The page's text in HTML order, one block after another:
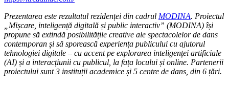
Prezentarea este rezultatul rezidenței din cadrul MODINA. Proiectul
„Mișcare, inteligență digitală și public interactiv” (MODINA) își
propune să extindă posibilitățile creative ale spectacolelor de dans
contemporan și să sporească experiența publicului cu ajutorul
tehnologiei digitale – cu accent pe explorarea inteligenței artificiale
(AI) și a interacțiunii cu publicul, la fața locului și online. Partenerii
proiectului sunt 3 instituții academice și 5 centre de dans, din 6 țări.